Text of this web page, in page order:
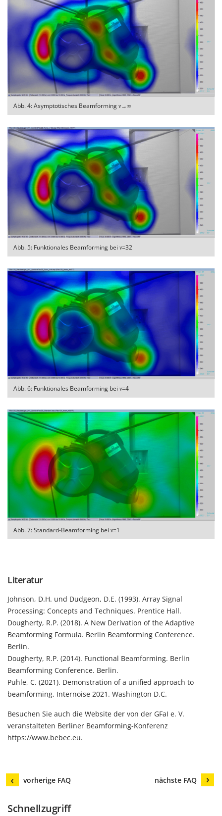
Abb. 4: Asymptotisches Beamforming ν→∞
Abb. 5: Funktionales Beamforming bei ν=32
Abb. 6: Funktionales Beamforming bei ν=4
Abb. 7: Standard-Beamforming bei ν=1
Literatur
Johnson, D.H. und Dudgeon, D.E. (1993). Array Signal
Processing: Concepts and Techniques. Prentice Hall.
Dougherty, R.P. (2018). A New Derivation of the Adaptive
Beamforming Formula. Berlin Beamforming Conference.
Berlin.
Dougherty, R.P. (2014). Functional Beamforming. Berlin
Beamforming Conference. Berlin.
Puhle, C. (2021). Demonstration of a unified approach to
beamforming. Internoise 2021. Washington D.C.
Besuchen Sie auch die Website der von der GFaI e. V.
veranstalteten Berliner Beamforming-Konferenz
https://www.bebec.eu.
vorherige FAQ nächste FAQ
Schnellzugriff